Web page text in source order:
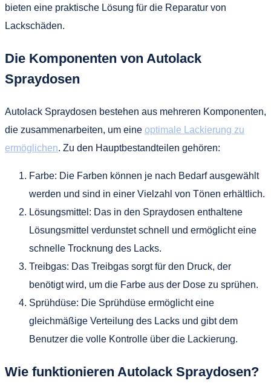
bieten eine praktische Lösung für die Reparatur von
Lackschäden.
Die Komponenten von Autolack
Spraydosen
Autolack Spraydosen bestehen aus mehreren Komponenten,
die zusammenarbeiten, um eine optimale Lackierung zu
ermöglichen. Zu den Hauptbestandteilen gehören:
Farbe: Die Farben können je nach Bedarf ausgewählt
werden und sind in einer Vielzahl von Tönen erhältlich.
Lösungsmittel: Das in den Spraydosen enthaltene
Lösungsmittel verdunstet schnell und ermöglicht eine
schnelle Trocknung des Lacks.
Treibgas: Das Treibgas sorgt für den Druck, der
benötigt wird, um die Farbe aus der Dose zu sprühen.
Sprühdüse: Die Sprühdüse ermöglicht eine
gleichmäßige Verteilung des Lacks und gibt dem
Benutzer die volle Kontrolle über die Lackierung.
Wie funktionieren Autolack Spraydosen?